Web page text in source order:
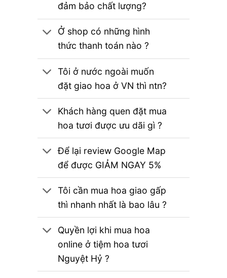
đảm bảo chất lượng?
Ở shop có những hình
thức thanh toán nào ?
Tôi ở nước ngoài muốn
đặt giao hoa ở VN thì ntn?
Khách hàng quen đặt mua
hoa tươi được ưu dãi gì ?
Để lại review Google Map
để được GIẢM NGAY 5%
Tôi cần mua hoa giao gấp
thì nhanh nhất là bao lâu ?
Quyền lợi khi mua hoa
online ở tiệm hoa tươi
Nguyệt Hỷ ?